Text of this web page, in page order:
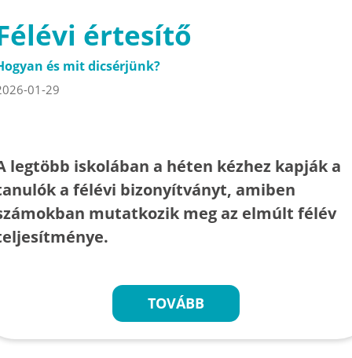
értesítő
és mit dicsérjünk?
01-29
legtöbb iskolában a héten kézhez kapják a
a félévi bizonyítványt, amiben
mutatkozik meg az elmúlt félév
TOVÁBB